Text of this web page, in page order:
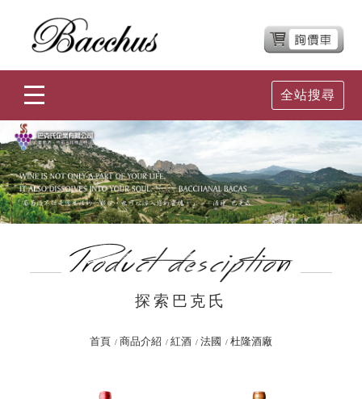
全站搜尋
探索巴克氏
首頁 商品介紹 紅酒 法國 杜隆酒廠